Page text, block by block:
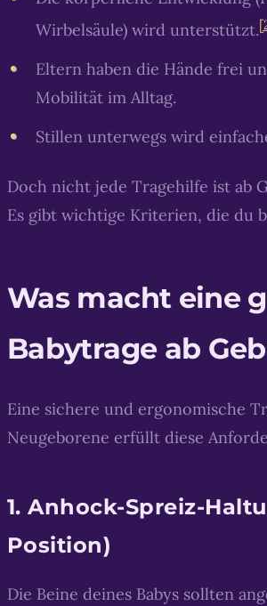
Wirbelsäule) wird unterstützt.
Eltern haben die Hände frei
Mobilität im Alltag.
Stillen unterwegs wird
Doch nicht jede Tragehilfe ist ab
Es gibt wichtige Kriterien, die du
Was macht eine
Babytrage ab
Eine sichere und ergonomische
Neugeborene erfüllt diese
1. Anhock-Spreiz-
Position)
Die Beine deines Babys sollten